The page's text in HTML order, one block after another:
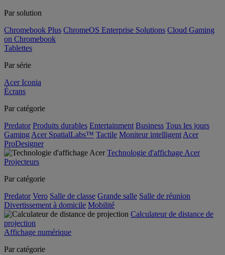
Par solution
Chromebook Plus ChromeOS Enterprise Solutions Cloud Gaming
on Chromebook
Tablettes
Par série
Acer Iconia
Écrans
Par catégorie
Predator Produits durables Entertainment Business Tous les jours
Gaming Acer SpatialLabs™ Tactile Moniteur intelligent Acer
ProDesigner
Technologie d'affichage Acer
Projecteurs
Par catégorie
Predator Vero Salle de classe Grande salle Salle de réunion
Divertissement à domicile Mobilité
Calculateur de distance de
projection
Affichage numérique
Par catégorie